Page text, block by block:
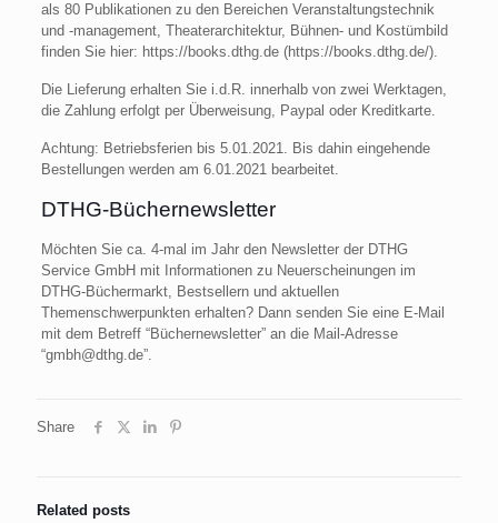
als 80 Publikationen zu den Bereichen Veranstaltungstechnik
und -management, Theaterarchitektur, Bühnen- und Kostümbild
finden Sie hier: https://books.dthg.de (https://books.dthg.de/).
Die Lieferung erhalten Sie i.d.R. innerhalb von zwei Werktagen,
die Zahlung erfolgt per Überweisung, Paypal oder Kreditkarte.
Achtung: Betriebsferien bis 5.01.2021. Bis dahin eingehende
Bestellungen werden am 6.01.2021 bearbeitet.
DTHG-Büchernewsletter
Möchten Sie ca. 4-mal im Jahr den Newsletter der DTHG
Service GmbH mit Informationen zu Neuerscheinungen im
DTHG-Büchermarkt, Bestsellern und aktuellen
Themenschwerpunkten erhalten? Dann senden Sie eine E-Mail
mit dem Betreff “Büchernewsletter” an die Mail-Adresse
“gmbh@dthg.de”.
Share
Related posts